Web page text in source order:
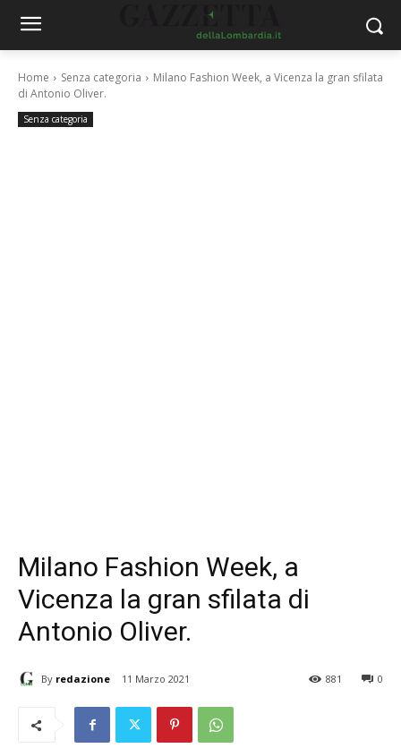
Home Senza categoria
Milano Fashion Week, a Vicenza la gran sfilata
di Antonio Oliver.
Senza categoria
Milano Fashion Week, a
Vicenza la gran sfilata di
Antonio Oliver.
By redazione 11 Marzo 2021 0
881